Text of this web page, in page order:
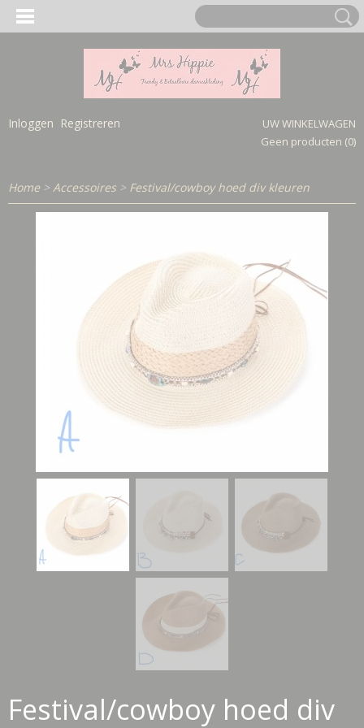
Inloggen Registreren
UW WINKELWAGEN
Geen producten (0)
Home > Accessoires > Festival/cowboy hoed div kleuren
Festival/cowboy hoed div